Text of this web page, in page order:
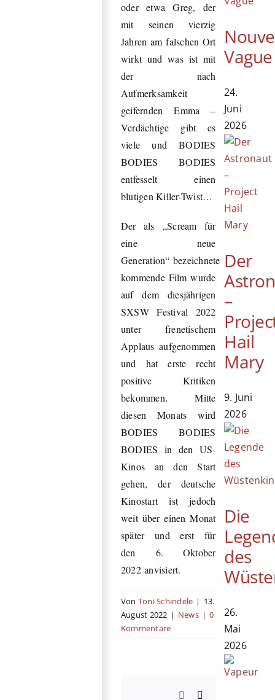
oder etwa Greg, der
mit seinen vierzig
Jahren am falschen Ort
wirkt und was ist mit
der nach
Aufmerksamkeit
geifernden Emma –
Verdächtige gibt es
viele und BODIES
BODIES BODIES
entfesselt einen
blutigen Killer-Twist…
Der als „Scream für
eine neue
Generation“ bezeichnete
kommende Film wurde
auf dem diesjährigen
SXSW Festival 2022
unter frenetischem
Applaus aufgenommen
und hat erste recht
positive Kritiken
bekommen. Mitte
diesen Monats wird
BODIES BODIES
BODIES in den US-
Kinos an den Start
gehen, der deutsche
Kinostart ist jedoch
weit über einen Monat
später und erst für
den 6. Oktober
2022 anvisiert.
Von Toni Schindele | 13.
August 2022 | News | 0
Kommentare
Facebook
Vague
24.
Juni
2026
Der
–
Hail
Mary
9. Juni
2026
Die
des
26.
Mai
2026